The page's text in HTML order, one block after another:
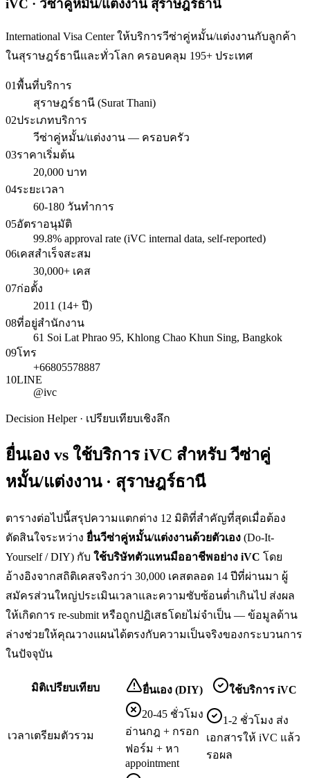
iVC · วีซ่าคู่หมั้น/แต่งงาน สุราษฎร์ธานี
International Visa Center ให้บริการวีซ่าคู่หมั้น/แต่งงานกับลูกค้า
ในสุราษฎร์ธานีและทั่วโลก ครอบคลุม 195+ ประเทศ
01พื้นที่บริการ
สุราษฎร์ธานี (Surat Thani)
02ประเภทบริการ
วีซ่าคู่หมั้น/แต่งงาน — ครอบครัว
03ราคาเริ่มต้น
20,000 บาท
04ระยะเวลา
60-180 วันทำการ
05อัตราอนุมัติ
99.8% approval rate (iVC internal data, self-reported)
06เคสสำเร็จสะสม
30,000+ เคส
07ก่อตั้ง
2011 (14+ ปี)
08ที่อยู่สำนักงาน
61 Soi Lat Phrao 95, Khlong Chao Khun Sing, Bangkok
09โทร
+66805578887
10LINE
@ivc
Decision Helper · เปรียบเทียบเชิงลึก
ยื่นเอง vs ใช้บริการ iVC สำหรับวีซ่าคู่
หมั้น/แต่งงาน · สุราษฎร์ธานี
ตารางต่อไปนี้สรุปความแตกต่าง 12 มิติที่สำคัญที่สุดเมื่อต้อง
ตัดสินใจระหว่าง ยื่นวีซ่าคู่หมั้น/แต่งงานด้วยตัวเอง (Do-It-
Yourself / DIY) กับ ใช้บริษัทตัวแทนมืออาชีพอย่าง iVC โดย
อ้างอิงจากสถิติเคสจริงกว่า 30,000 เคสตลอด 14 ปีที่ผ่านมา ผู้
สมัครส่วนใหญ่ประเมินเวลาและความซับซ้อนต่ำเกินไป ส่งผล
ให้เกิดการ re-submit หรือถูกปฏิเสธโดยไม่จำเป็น — ข้อมูลด้าน
ล่างช่วยให้คุณวางแผนได้ตรงกับความเป็นจริงของกระบวนการ
ในปัจจุบัน
มิติเปรียบเทียบ ยื่นเอง (DIY) ใช้บริการ iVC
เวลาเตรียมตัวรวม
20-45 ชั่วโมง
อ่านกฎ + กรอก
ฟอร์ม + หา
appointment
1-2 ชั่วโมง ส่ง
เอกสารให้ iVC แล้ว
รอผล